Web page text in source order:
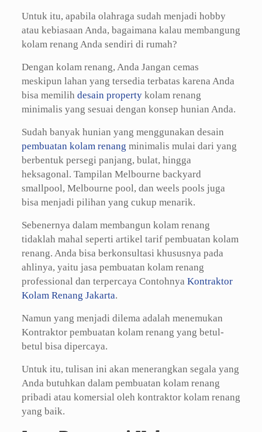
Untuk itu, apabila olahraga sudah menjadi hobby
atau kebiasaan Anda, bagaimana kalau membangung
kolam renang Anda sendiri di rumah?
Dengan kolam renang, Anda Jangan cemas
meskipun lahan yang tersedia terbatas karena Anda
bisa memilih desain propertykolam renang
minimalis yang sesuai dengan konsep hunian Anda.
Sudah banyak hunian yang menggunakan desain
pembuatan kolam renang minimalis mulai dari yang
berbentuk persegi panjang, bulat, hingga
heksagonal. Tampilan Melbourne backyard
smallpool, Melbourne pool, dan weels pools juga
bisa menjadi pilihan yang cukup menarik.
Sebenernya dalam membangun kolam renang
tidaklah mahal seperti artikel tarif pembuatan kolam
renang. Anda bisa berkonsultasi khususnya pada
ahlinya, yaitu jasa pembuatan kolam renang
professional dan terpercaya Contohnya Kontraktor
Kolam Renang Jakarta.
Namun yang menjadi dilema adalah menemukan
Kontraktor pembuatan kolam renang yang betul-
betul bisa dipercaya.
Untuk itu, tulisan ini akan menerangkan segala yang
Anda butuhkan dalam pembuatan kolam renang
pribadi atau komersial oleh kontraktor kolam renang
yang baik.